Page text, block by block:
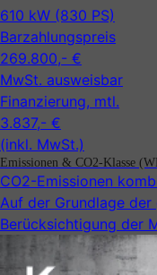
610 kW (830 PS)
Barzahlungspreis
269.800,- €
MwSt. ausweisbar
Finanzierung, mtl.
3.837,- €
(inkl. MwSt.)
Emissionen & CO2-Klasse
CO2-Emissionen
Auf der Grundlage der
Be­rück­sicht­ig­ung der